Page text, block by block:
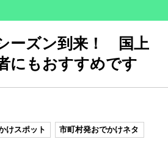
ーズン到来！ 国上
にもおすすめです
けスポット 市町村発おでかけネタ